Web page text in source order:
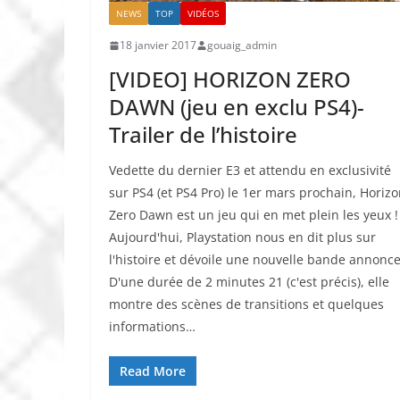
NEWS TOP VIDÉOS
18 janvier 2017 gouaig_admin
[VIDEO] HORIZON ZERO
DAWN (jeu en exclu PS4)-
Trailer de l’histoire
Vedette du dernier E3 et attendu en exclusivité
sur PS4 (et PS4 Pro) le 1er mars prochain,
Zero Dawn est un jeu qui en met plein les yeux !
Aujourd'hui, Playstation nous en dit plus sur
l'histoire et dévoile une nouvelle bande
D'une durée de 2 minutes 21 (c'est précis), elle
montre des scènes de transitions et quelques
informations…
Read More